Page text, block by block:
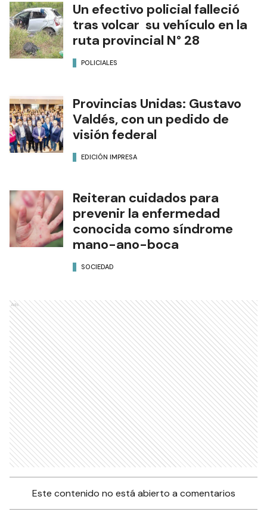
Un efectivo policial falleció
tras volcar su vehículo en la
ruta provincial N° 28
POLICIALES
Provincias Unidas: Gustavo
Valdés, con un pedido de
visión federal
EDICIÓN IMPRESA
Reiteran cuidados para
prevenir la enfermedad
conocida como síndrome
mano-ano-boca
SOCIEDAD
Ads
Este contenido no está abierto a comentarios